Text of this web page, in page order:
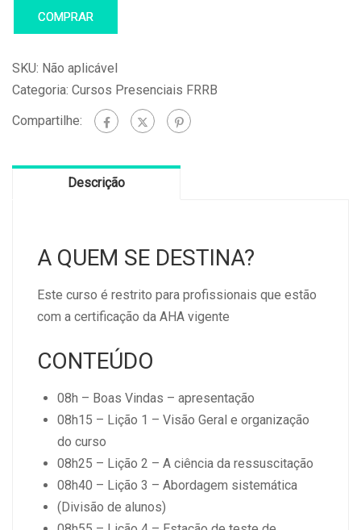
COMPRAR
SKU: Não aplicável
Categoria: Cursos Presenciais FRRB
Compartilhe:
Descrição
A QUEM SE DESTINA?
Este curso é restrito para profissionais que estão
com a certificação da AHA vigente
CONTEÚDO
08h – Boas Vindas – apresentação
08h15 – Lição 1 – Visão Geral e organização
do curso
08h25 – Lição 2 – A ciência da ressuscitação
08h40 – Lição 3 – Abordagem sistemática
(Divisão de alunos)